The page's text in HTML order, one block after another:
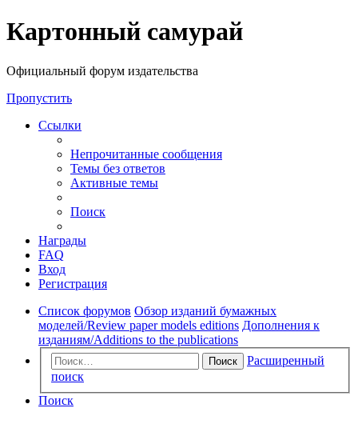
Регистрация
Картонный самурай
Официальный форум издательства
Пропустить
Ссылки
Непрочитанные сообщения
Темы без ответов
Активные темы
Поиск
Награды
FAQ
Вход
Регистрация
Список форумов Обзор изданий бумажных
моделей/Review paper models editions Дополнения к
изданиям/Additions to the publications
Поиск
Расширенный
поиск
Поиск